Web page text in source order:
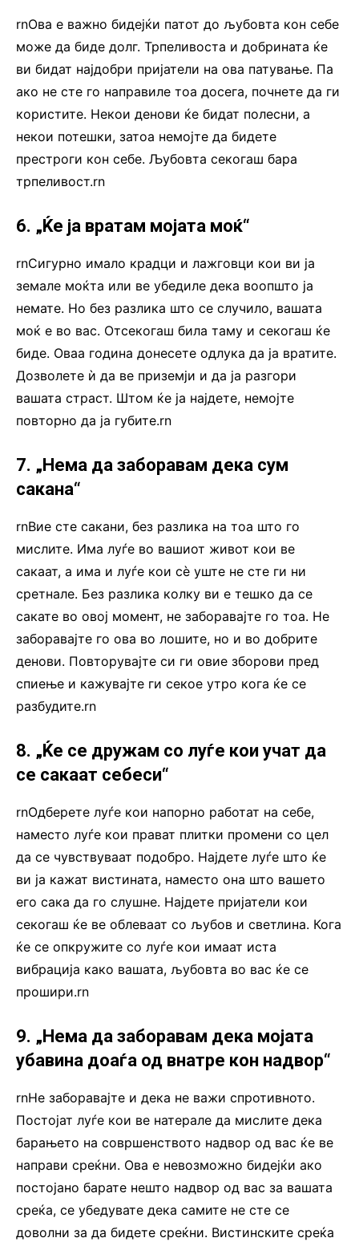
rnОва е важно бидејќи патот до љубовта кон себе
може да биде долг. Трпеливоста и добрината ќе
ви бидат најдобри пријатели на ова патување. Па
ако не сте го направиле тоа досега, почнете да ги
користите. Некои денови ќе бидат полесни, а
некои потешки, затоа немојте да бидете
престроги кон себе. Љубовта секогаш бара
трпеливост.rn
6. „Ќе ја вратам мојата моќ“
rnСигурно имало крадци и лажговци кои ви ја
земале моќта или ве убедиле дека воопшто ја
немате. Но без разлика што се случило, вашата
моќ е во вас. Отсекогаш била таму и секогаш ќе
биде. Оваа година донесете одлука да ја вратите.
Дозволете ѝ да ве приземји и да ја разгори
вашата страст. Штом ќе ја најдете, немојте
повторно да ја губите.rn
7. „Нема да заборавам дека сум
сакана“
rnВие сте сакани, без разлика на тоа што го
мислите. Има луѓе во вашиот живот кои ве
сакаат, а има и луѓе кои сè уште не сте ги ни
сретнале. Без разлика колку ви е тешко да се
сакате во овој момент, не заборавајте го тоа. Не
заборавајте го ова во лошите, но и во добрите
денови. Повторувајте си ги овие зборови пред
спиење и кажувајте ги секое утро кога ќе се
разбудите.rn
8. „Ќе се дружам со луѓе кои учат да
се сакаат себеси“
rnОдберете луѓе кои напорно работат на себе,
наместо луѓе кои прават плитки промени со цел
да се чувствуваат подобро. Најдете луѓе што ќе
ви ја кажат вистината, наместо она што вашето
его сака да го слушне. Најдете пријатели кои
секогаш ќе ве облеваат со љубов и светлина. Кога
ќе се опкружите со луѓе кои имаат иста
вибрација како вашата, љубовта во вас ќе се
прошири.rn
9. „Нема да заборавам дека мојата
убавина доаѓа од внатре кон надвор“
rnНе заборавајте и дека не важи спротивното.
Постојат луѓе кои ве натерале да мислите дека
барањето на совршенството надвор од вас ќе ве
направи среќни. Ова е невозможно бидејќи ако
постојано барате нешто надвор од вас за вашата
среќа, се убедувате дека самите не сте се
доволни за да бидете среќни. Вистинските среќа